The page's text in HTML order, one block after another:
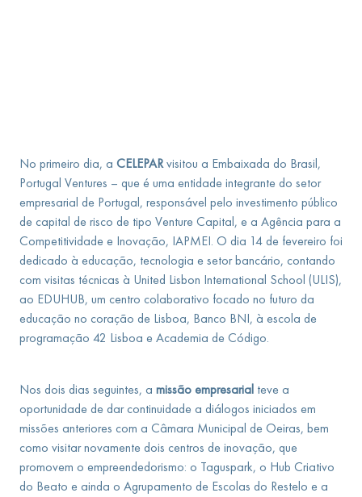
No primeiro dia, a CELEPARvisitou a Embaixada do Brasil,
Portugal Ventures – que é uma entidade integrante do setor
empresarial de Portugal, responsável pelo investimento público
de capital de risco de tipo Venture Capital, e a Agência para a
Competitividade e Inovação, IAPMEI. O dia 14 de fevereiro foi
dedicado à educação, tecnologia e setor bancário, contando
com visitas técnicas à United Lisbon International School (ULIS),
ao EDUHUB, um centro colaborativo focado no futuro da
educação no coração de Lisboa, Banco BNI, à escola de
programação 42 Lisboa e Academia de Código.
Nos dois dias seguintes, a missão empresarial teve a
oportunidade de dar continuidade a diálogos iniciados em
missões anteriores com a Câmara Municipal de Oeiras, bem
como visitar novamente dois centros de inovação, que
promovem o empreendedorismo: o Taguspark, o Hub Criativo
do Beato e ainda o Agrupamento de Escolas do Restelo e a